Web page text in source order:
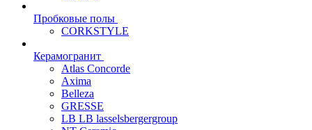
Пробковые полы
CORKSTYLE
Керамогранит
Atlas Concorde
Axima
Belleza
GRESSE
LB LB lasselsbergergroup